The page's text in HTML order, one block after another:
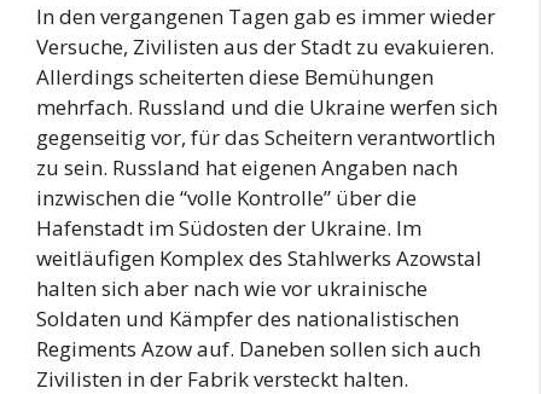
In den vergangenen Tagen gab es immer wieder
Versuche, Zivilisten aus der Stadt zu evakuieren.
Allerdings scheiterten diese Bemühungen
mehrfach. Russland und die Ukraine werfen sich
gegenseitig vor, für das Scheitern verantwortlich
zu sein. Russland hat eigenen Angaben nach
inzwischen die “volle Kontrolle” über die
Hafenstadt im Südosten der Ukraine. Im
weitläufigen Komplex des Stahlwerks Azowstal
halten sich aber nach wie vor ukrainische
Soldaten und Kämpfer des nationalistischen
Regiments Azow auf. Daneben sollen sich auch
Zivilisten in der Fabrik versteckt halten.